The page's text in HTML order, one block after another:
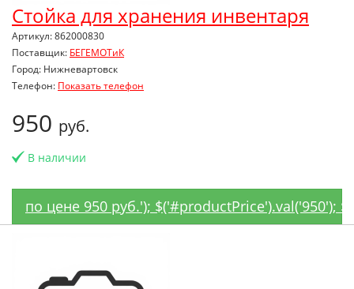
Стойка для хранения инвентаря
Артикул: 862000830
Поставщик: БЕГЕМОТиК
Город: Нижневартовск
Телефон: Показать телефон
950 руб.
В наличии
по цене 950 руб.'); $('#productPrice').val('950');